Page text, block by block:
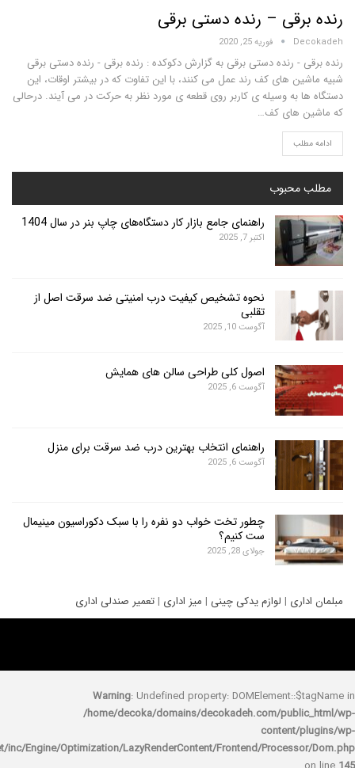
– رنده دستی برقی
فوریه 25, 2020
- رنده دستی برقی به گزارش دکوکده : رنده برقی - رنده دستی برقی
های کف­ رند عمل می کنند، با این تفاوت که در بیشتر اوقات، این
به وسیله ی کاربر روی قطعه ی مورد نظر به حرکت در می آیند. درحالی
های کف­…
راهنمای جامع بازار کار دستگاه‌های چاپ بنر در سال 1404
اکتبر 7, 2025
نحوه تشخیص کیفیت درب امنیتی ضد سرقت اصل از
تقلبی
آگوست 10, 2025
اصول کلی طراحی سالن های همایش
آگوست 6, 2025
راهنمای انتخاب بهترین درب ضد سرقت برای منزل
آگوست 6, 2025
چطور تخت خواب دو نفره را با سبک دکوراسیون مینیمال
ست کنیم؟
جولای 28, 2025
|لوازم یدکی چینی|میز اداری| تعمیر صندلی اداری
Warning: Undefined property:
/home/decoka/domains/decokadeh.com/
rocket/inc/Engine/Optimization/LazyRenderContent/Frontend/